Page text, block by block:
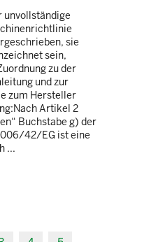
unvollständige
sie
sein,
zu der
und zur
zum Hersteller
Artikel 2
Buchstabe g) der
42/EG ist eine
...